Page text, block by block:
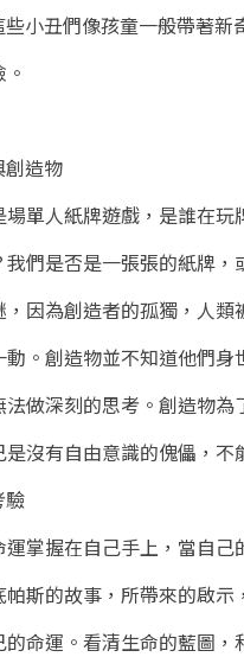
些小丑們像孩童一般帶著
造物
場單人紙牌遊戲，是誰在
我們是否是一張張的紙牌
，因為創造者的孤獨，人
動。創造物並不知道他們
法做深刻的思考。創造物
是沒有自由意識的傀儡，不
驗
運掌握在自己手上，當自
帕斯的故事，所帶來的啟
的命運。看清生命的藍圖